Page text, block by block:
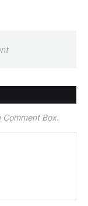
Comment Box.